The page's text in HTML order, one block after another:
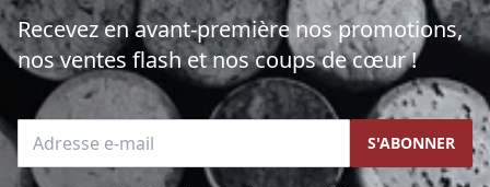
Recevez en avant-première nos promotions,
nos ventes flash et nos coups de cœur !
Adresse e-mail S'ABONNER